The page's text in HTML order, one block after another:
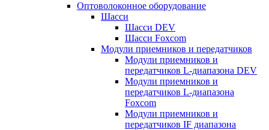
Оптоволоконное оборудование
Шасси
Шасси DEV
Шасси Foxcom
Модули приемников и передатчиков
Модули приемников и
передатчиков L-диапазона DEV
Модули приемников и
передатчиков L-диапазона
Foxcom
Модули приемников и
передатчиков IF диапазона